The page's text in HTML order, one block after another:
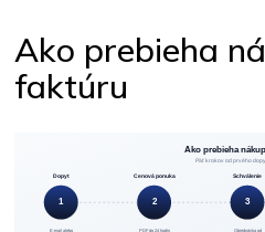
Ako prebieha
faktúru